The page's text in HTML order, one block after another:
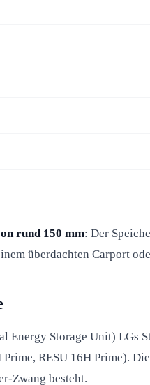
rund 150 mm: Der
überdachten Carport
Energy Storage Unit) LGs
Prime, RESU 16H Prime).
Zwang besteht.